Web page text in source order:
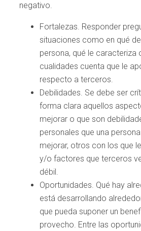
negativo.
Fortalezas. Responder
situaciones como en qué
persona, qué le caracteriza
cualidades cuenta que le
respecto a terceros.
Debilidades. Se debe ser
forma clara aquellos
mejorar o que son
personales que una
mejorar, otros con los que
y/o factores que terceros
débil.
Oportunidades. Qué hay
está desarrollando
que pueda suponer un
provecho. Entre las